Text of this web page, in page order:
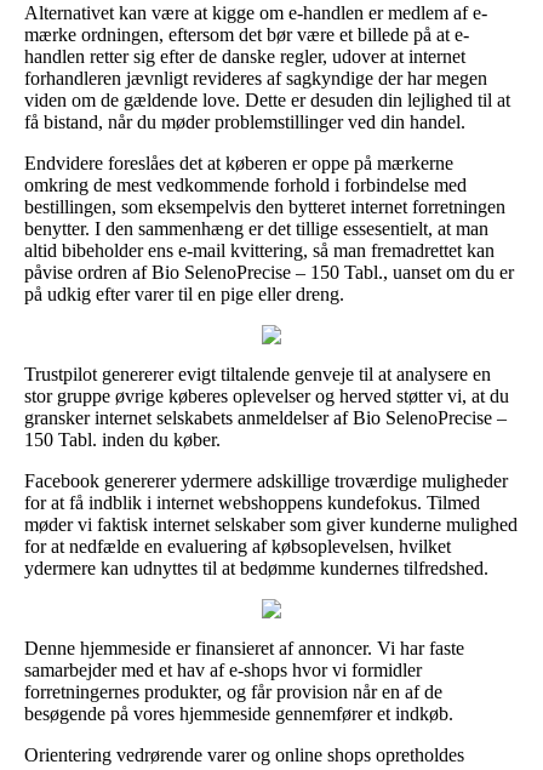
Alternativet kan være at kigge om e-handlen er medlem af e-
mærke ordningen, eftersom det bør være et billede på at e-
handlen retter sig efter de danske regler, udover at internet
forhandleren jævnligt revideres af sagkyndige der har megen
viden om de gældende love. Dette er desuden din lejlighed til at
få bistand, når du møder problemstillinger ved din handel.
Endvidere foreslåes det at køberen er oppe på mærkerne
omkring de mest vedkommende forhold i forbindelse med
bestillingen, som eksempelvis den bytteret internet forretningen
benytter. I den sammenhæng er det tillige essesentielt, at man
altid bibeholder ens e-mail kvittering, så man fremadrettet kan
påvise ordren af Bio SelenoPrecise – 150 Tabl., uanset om du er
på udkig efter varer til en pige eller dreng.
Trustpilot genererer evigt tiltalende genveje til at analysere en
stor gruppe øvrige køberes oplevelser og herved støtter vi, at du
gransker internet selskabets anmeldelser af Bio SelenoPrecise –
150 Tabl. inden du køber.
Facebook genererer ydermere adskillige troværdige muligheder
for at få indblik i internet webshoppens kundefokus. Tilmed
møder vi faktisk internet selskaber som giver kunderne mulighed
for at nedfælde en evaluering af købsoplevelsen, hvilket
ydermere kan udnyttes til at bedømme kundernes tilfredshed.
Denne hjemmeside er finansieret af annoncer. Vi har faste
samarbejder med et hav af e-shops hvor vi formidler
forretningernes produkter, og får provision når en af de
besøgende på vores hjemmeside gennemfører et indkøb.
Orientering vedrørende varer og online shops opretholdes